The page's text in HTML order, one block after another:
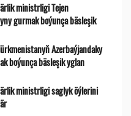
ministrligi Tejen
gurmak boýunça bäsleşik
Azerbaýjandaky
boýunça bäsleşik yglan
ministrligi saglyk öýlerini